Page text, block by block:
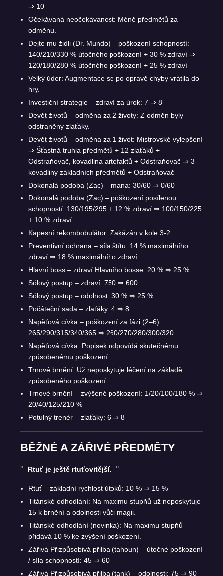
⇒ 10
Očekávaná neočekávanost: Méně předmětů za
odměnu.
Dejte mu židli (Dr. Mundo) – poškození schopností:
140/210/330 % útočného poškození + 30 % zdraví ⇒
120/180/280 % útočného poškození + 25 % zdraví
Velký úder: Augmentace se po opravě chyby vrátila do
hry.
Investiční strategie – zdraví za úrok: 7 ⇒ 8
Devět životů – odměna za 2 životy: Z odměn byly
odstraněny zlaťáky.
Devět životů – odměna za 1 život: Mistrovské vylepšení
⇒ Šťastná truhla předmětů + 12 zlaťáků +
Odstraňovač, kovadlina artefaktů + Odstraňovač ⇒ 3
kovadliny základních předmětů + Odstraňovač
Dokonalá podoba (Zac) – mana: 30/60 ⇒ 0/60
Dokonalá podoba (Zac) – poškození posílenou
schopností: 130/195/295 + 12 % zdraví ⇒ 100/150/225
+ 10 % zdraví
Kapesní rekombobulátor: Zakázán v kole 3-2.
Preventivní ochrana – síla štítu: 14 % maximálního
zdraví ⇒ 18 % maximálního zdraví
Hlavní boss – zdraví Hlavního bosse: 20 % ⇒ 25 %
Sólový postup – zdraví: 750 ⇒ 600
Sólový postup – odolnost: 30 % ⇒ 25 %
Počáteční sada – zlaťáky: 4 ⇒ 8
Napěťová cívka – poškození za fázi (2–6):
265/290/315/340/365 ⇒ 260/270/280/300/320
Napěťová cívka: Popisek odpovídá skutečnému
způsobenému poškození.
Trnové brnění: Už neposkytuje léčení na základě
způsobeného poškození.
Trnové brnění – zvýšené poškození: 1/20/100/180 % ⇒
20/40/125/210 %
Potulný trenér – zlaťáky: 6 ⇒ 8
BĚŽNÉ A ZÁŘIVÉ PŘEDMĚTY
Rtuť je ještě rtuťovitější.
Rtuť – základní rychlost útoků: 10 % ⇒ 15 %
Titánské odhodlání: Na maximu stupňů už neposkytuje
15 k brnění a odolnosti vůči magii.
Titánské odhodlání (novinka): Na maximu stupňů
přidává 10 % ke zvýšení poškození.
Zářivá Přizpůsobivá přilba (tahoun) – útočné poškození
/ síla schopností: 45 ⇒ 60
Zářivá Přizpůsobivá přilba (tank) – odolnosti: 75 ⇒ 90